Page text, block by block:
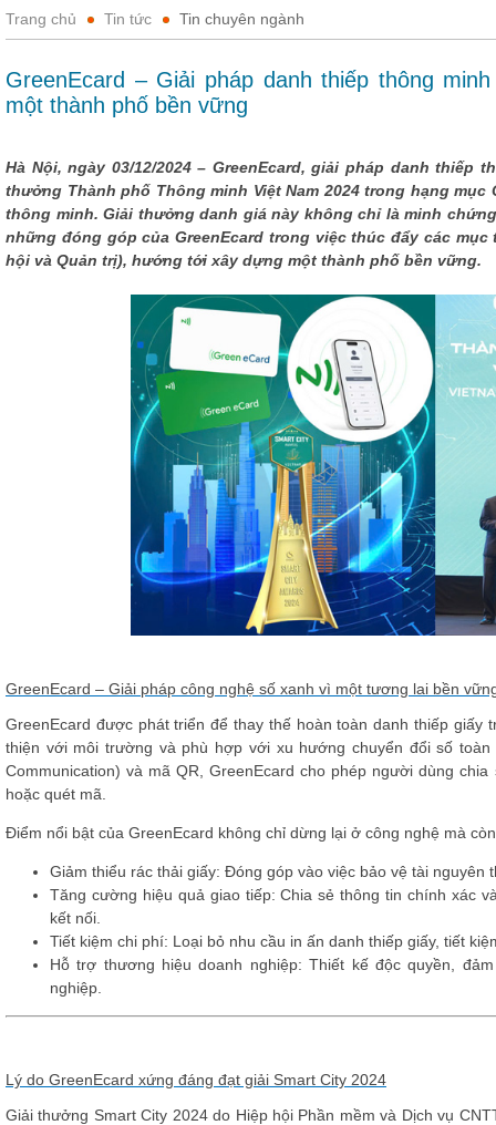
Trang chủ Tin tức Tin chuyên ngành
GreenEcard – Giải pháp danh thiếp thông
một thành phố bền vững
Hà Nội, ngày 03/12/2024 – GreenEcard, giải pháp danh thiếp
thưởng Thành phố Thông minh Việt Nam 2024 trong hạng
thông minh. Giải thưởng danh giá này không chỉ là minh
những đóng góp của GreenEcard trong việc thúc đẩy các mục
hội và Quản trị), hướng tới xây dựng một thành phố bền vững.
GreenEcard – Giải pháp công nghệ số xanh vì một tương lai bền
GreenEcard được phát triển để thay thế hoàn toàn danh thiếp giấy
thiện với môi trường và phù hợp với xu hướng chuyển đổi số
Communication) và mã QR , GreenEcard cho phép người dùng
hoặc quét mã.
Điểm nổi bật của GreenEcard không chỉ dừng lại ở công nghệ mà
Giảm thiểu rác thải giấy: Đóng góp vào việc bảo vệ tài nguyên
Tăng cường hiệu quả giao tiếp: Chia sẻ thông tin chính xác
kết nối.
Tiết kiệm chi phí: Loại bỏ nhu cầu in ấn danh thiếp giấy, tiết
Hỗ trợ thương hiệu doanh nghiệp: Thiết kế độc quyền,
nghiệp.
Lý do GreenEcard xứng đáng đạt giải Smart City 2024
Giải thưởng Smart City 2024 do Hiệp hội Phần mềm và Dịch vụ